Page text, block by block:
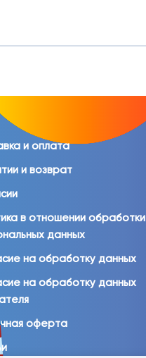
и оплата
и возврат
в отношении обработки
данных
на обработку данных
на обработку данных
оферта